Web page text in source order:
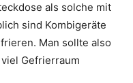
als solche mit
sind Kombigeräte
Man sollte also
Gefrierraum